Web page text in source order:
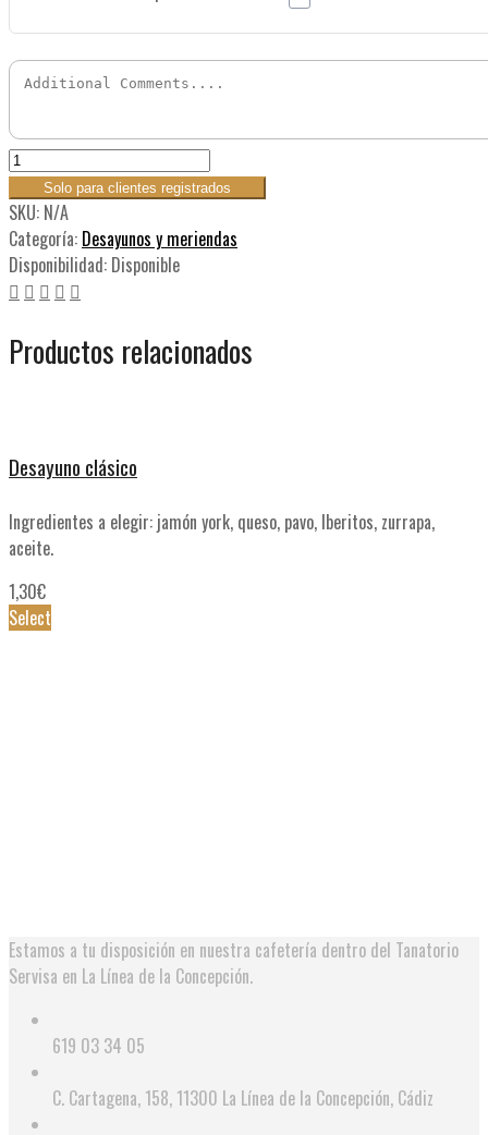
Solo para clientes registrados
SKU: N/A
Categoría: Desayunos y meriendas
Disponibilidad: Disponible
Productos relacionados
Desayuno clásico
Ingredientes a elegir: jamón york, queso, pavo, Iberitos, zurrapa,
aceite.
1,30€
Select
Estamos a tu disposición en nuestra cafetería dentro del Tanatorio
Servisa en La Línea de la Concepción.
619 03 34 05
C. Cartagena, 158, 11300 La Línea de la Concepción, Cádiz